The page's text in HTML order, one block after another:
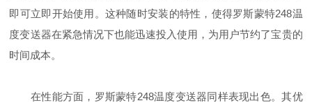
即可立即开始使用。这种随时安装的特性，使得罗斯蒙特248温
度变送器在紧急情况下也能迅速投入使用，为用户节约了宝贵的
时间成本。
在性能方面，罗斯蒙特248温度变送器同样表现出色。其优